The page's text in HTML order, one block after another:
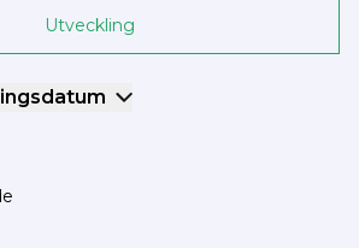
Utveckling